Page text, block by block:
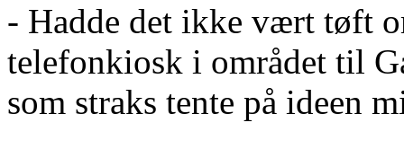
- Hadde det ikke vært tøft
telefonkiosk i området til
som straks tente på ideen